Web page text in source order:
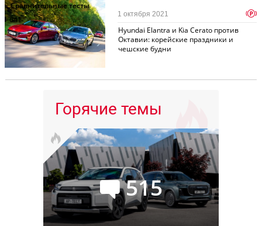
Сравнительные тесты
641
Hyundai Elantra и Kia Cerato против
Октавии: корейские праздники и
чешские будни
1 октября 2021 p
Горячие темы
515